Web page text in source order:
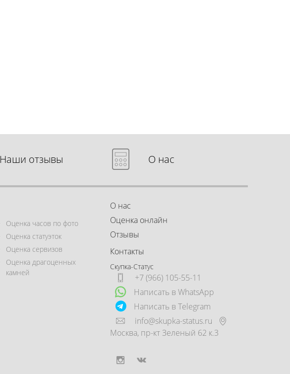
Наши отзывы О нас
Оценка часов по фото
Оценка статуэток
Оценка сервизов
Оценка драгоценных
камней
О нас
Оценка онлайн
Отзывы
Контакты
Скупка-Статус
+7 (966) 105-55-11
Написать в WhatsApp
Написать в Telegram
info@skupka-status.ru
Москва, пр-кт Зеленый 62 к.3